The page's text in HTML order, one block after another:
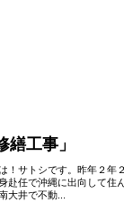
繕工事」
！サトシです。昨年２年
赴任で沖縄に出向して住
大井で不動...